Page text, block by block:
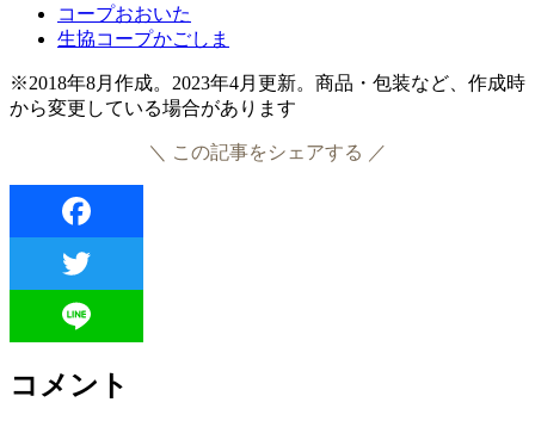
コープおおいた
生協コープかごしま
※2018年8月作成。2023年4月更新。商品・包装など、作成時
から変更している場合があります
＼ この記事をシェアする ／
コメント